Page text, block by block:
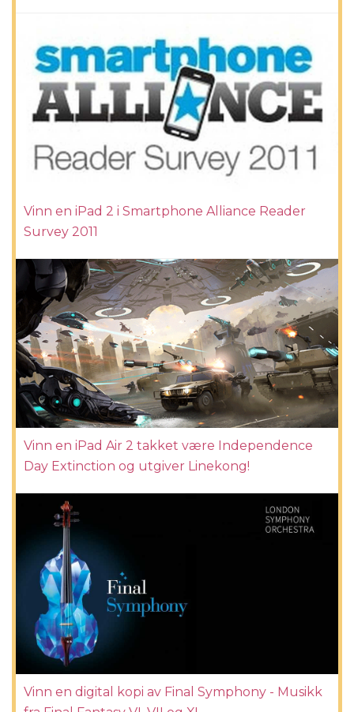
Vinn en iPad 2 i Smartphone Alliance Reader
Survey 2011
Vinn en iPad Air 2 takket være Independence
Day Extinction og utgiver Linekong!
Vinn en digital kopi av Final Symphony - Musikk